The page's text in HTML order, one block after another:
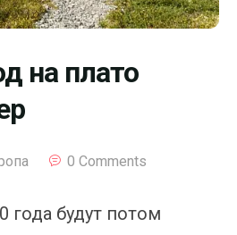
на плато
0 Comments
года будут потом